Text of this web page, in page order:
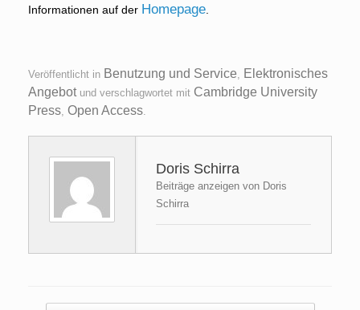
Informationen auf der Homepage
Veröffentlicht in Benutzung und Service, Elektronisches
Angebotund verschlagwortet mit Cambridge University
Press, Open Access.
Doris Schirra
Beiträge anzeigen von Doris
Schirra